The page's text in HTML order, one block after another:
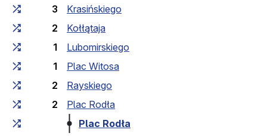
3
Krasińskiego
2
Kołłątaja
1
Lubomirskiego
1
Plac Witosa
2
Rayskiego
2
Plac Rodła
Plac Rodła